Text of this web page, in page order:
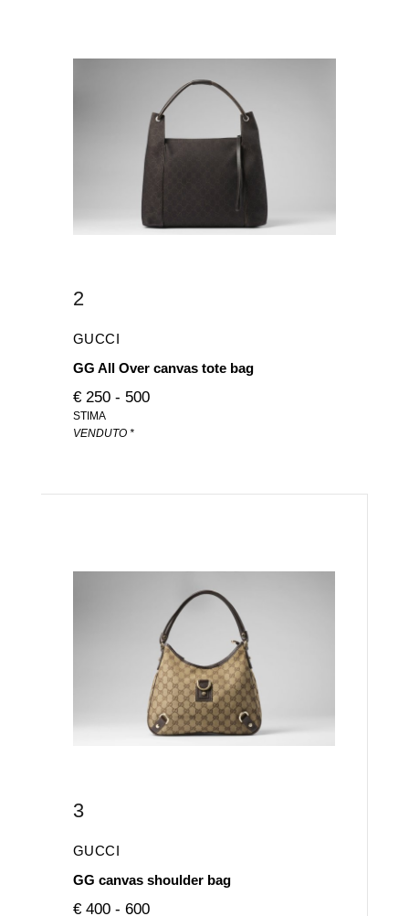
2
GUCCI
GG All Over canvas tote bag
€ 250 - 500
STIMA
VENDUTO *
3
GUCCI
GG canvas shoulder bag
€ 400 - 600